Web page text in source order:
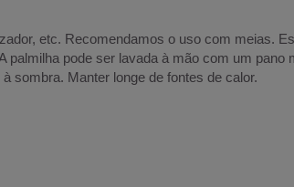
etc. Recomendamos o uso com meias.
palmilha pode ser lavada à mão com um
sombra. Manter longe de fontes de calor.